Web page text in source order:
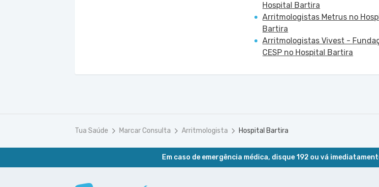
Hospital Bartira
Arritmologistas Metrus no
Bartira
Arritmologistas Vivest -
CESP no Hospital Bartira
Tua Saúde Marcar Consulta Arritmologista Hospital Bartira
Em caso de emergência médica, disque 192 ou vá